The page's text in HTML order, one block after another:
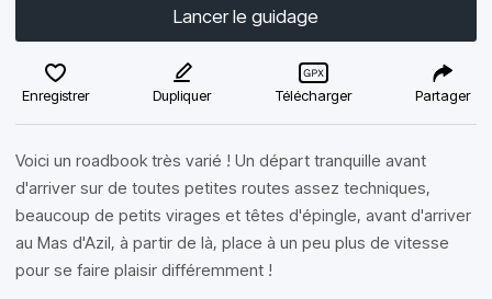
Lancer le guidage
Enregistrer Dupliquer Télécharger Partager
Voici un roadbook très varié ! Un départ tranquille avant
d'arriver sur de toutes petites routes assez techniques,
beaucoup de petits virages et têtes d'épingle, avant d'arriver
au Mas d'Azil, à partir de là, place à un peu plus de vitesse
pour se faire plaisir différemment !